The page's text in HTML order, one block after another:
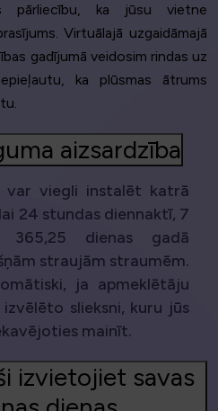
pārliecību, ka jūsu vietne
Virtuālajā uzgaidāmajā
gadījumā veidosim rindas uz
ka plūsmas ātrums
aizsardzība
var viegli instalēt katrā
24 stundas diennaktī, 7
365,25 dienas gadā
straujām straumēm.
ja apmeklētāju
slieksni, kuru jūs
mainīt.
izvietojiet savas